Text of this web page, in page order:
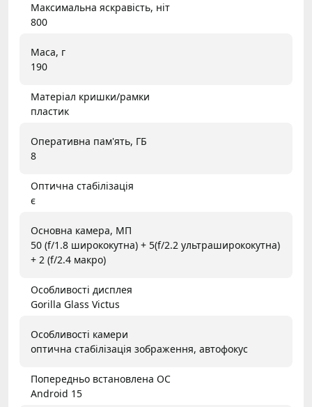
Максимальна яскравість, ніт
800
Маса, г
190
Матеріал кришки/рамки
пластик
Оперативна пам'ять, ГБ
8
Оптична стабілізація
є
Основна камера, МП
50 (f/1.8 ширококутна) + 5(f/2.2 ультраширококутна)
+ 2 (f/2.4 макро)
Особливості дисплея
Gorilla Glass Victus
Особливості камери
оптична стабілізація зображення, автофокус
Попередньо встановлена ОС
Android 15